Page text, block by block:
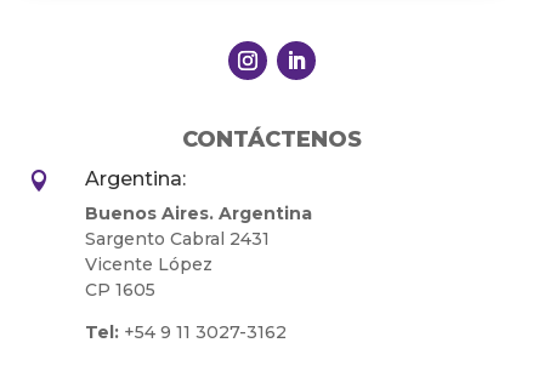
CONTÁCTENOS
 Argentina:
Buenos Aires. Argentina
Sargento Cabral 2431
Vicente López
CP 1605
Tel:+54 9 11 3027-3162